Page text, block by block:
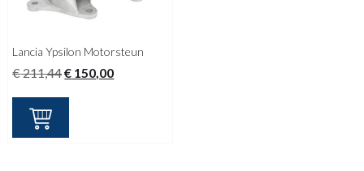
Lancia Ypsilon Motorsteun
€211,44Oorspronkelijke
€ 150,00Huidige